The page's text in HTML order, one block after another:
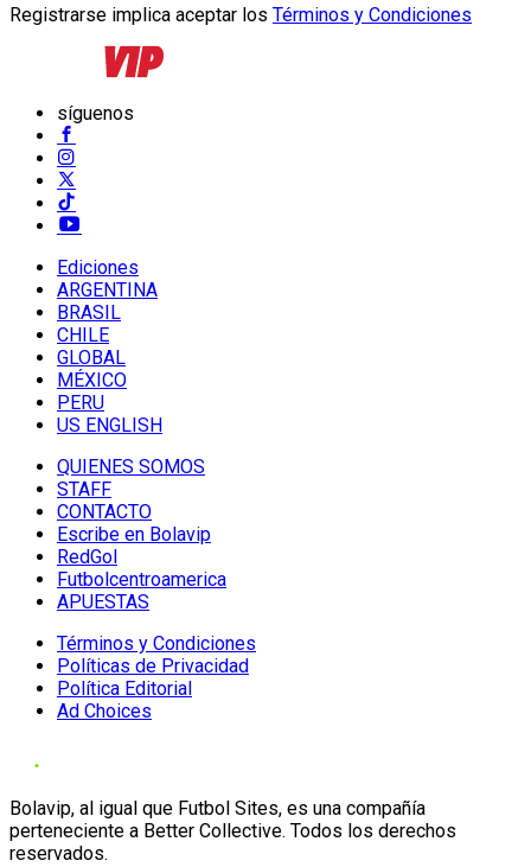
Registrarse implica aceptar los Términos y Condiciones
síguenos
Ediciones
ARGENTINA
BRASIL
CHILE
GLOBAL
MÉXICO
PERU
US ENGLISH
QUIENES SOMOS
STAFF
CONTACTO
Escribe en Bolavip
RedGol
Futbolcentroamerica
APUESTAS
Términos y Condiciones
Políticas de Privacidad
Política Editorial
Ad Choices
Bolavip, al igual que Futbol Sites, es una compañía
perteneciente a Better Collective. Todos los derechos
reservados.